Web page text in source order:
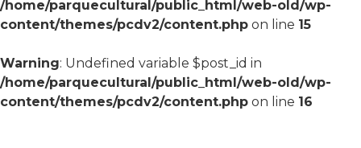
/home/parquecultural/public_html/web-old/wp-
content/themes/pcdv2/content.php on line 15
Warning: Undefined variable $post_id in
/home/parquecultural/public_html/web-old/wp-
content/themes/pcdv2/content.php on line 16